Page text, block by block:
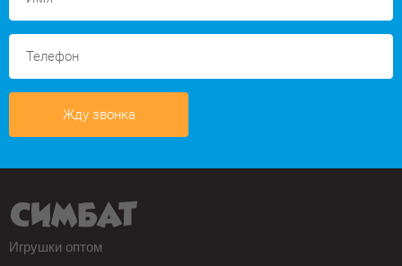
Жду звонка
Игрушки оптом